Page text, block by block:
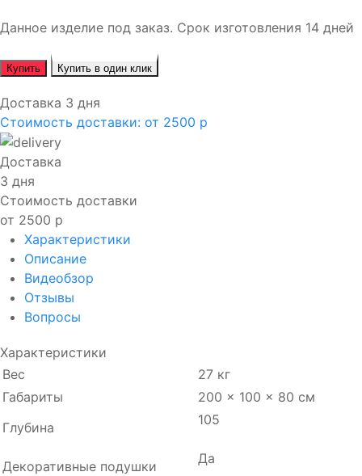
Данное изделие под заказ. Срок изготовления 14 дней
Купить Купить в один клик
Доставка 3 дня
Стоимость доставки: от 2500 р
Доставка
3 дня
Стоимость доставки
от 2500 р
Характеристики
Описание
Видеобзор
Отзывы
Вопросы
Характеристики
Вес
27 кг
Габариты
200 × 100 × 80 см
Глубина
105
Декоративные подушки Да